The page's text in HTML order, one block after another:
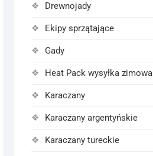
Drewnojady
Ekipy sprzątające
Gady
Heat Pack wysyłka zimowa
Karaczany
Karaczany argentyńskie
Karaczany tureckie